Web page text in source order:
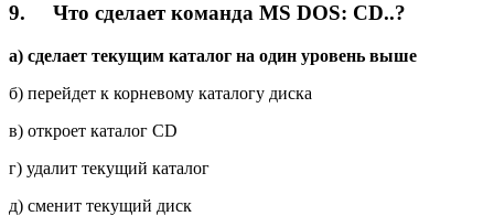
9. Что сделает команда MS DOS: CD..?
a) сделает текущим каталог на один уровень выше
б) перейдет к корневому каталогу диска
в) откроет каталог CD
г) удалит текущий каталог
д) сменит текущий диск